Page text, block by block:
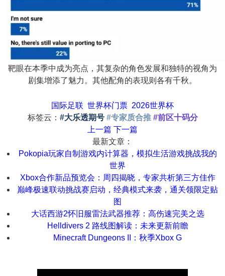
靶眼在本季中成为亮点，其复杂的角色发展和独特的视角为
剧集增添了魅力。其他配角的表现则各有千秋。
国际足联 世界杯门票 2026世界杯
标签云： #大乐透期号 #专家质合推 #前区十码分
上一篇 下一篇
最新文章：
Pokopia玩家自制游戏内计算器，模拟生活游戏挑战我的
世界
Xbox合作新品预览会：周四揭晓，专家共析第三方佳作
巅峰极速联动挑战赛启动，经典模式来袭，通关领限定贴
图
大话西游2怀旧服雷法武器推荐：高伤速完美之选
Helldivers 2 路线图解读：未来更新前瞻
Minecraft Dungeons II：秋季Xbox G